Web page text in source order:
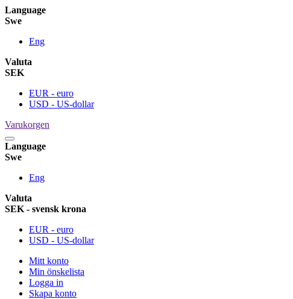
Language
Swe
Eng
Valuta
SEK
EUR - euro
USD - US-dollar
Varukorgen
Language
Swe
Eng
Valuta
SEK - svensk krona
EUR - euro
USD - US-dollar
Mitt konto
Min önskelista
Logga in
Skapa konto